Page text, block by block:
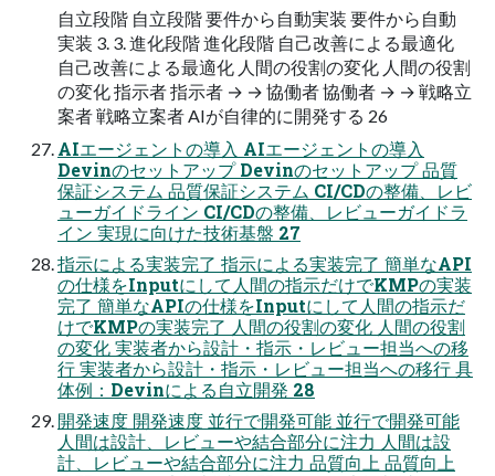
自立段階 自立段階 要件から自動実装 要件から自動
実装 3. 3. 進化段階 進化段階 自己改善による最適化
自己改善による最適化 人間の役割の変化 人間の役割
の変化 指示者 指示者 → → 協働者 協働者 → → 戦略立
案者 戦略立案者 AIが自律的に開発する 26
AIエージェントの導入 AIエージェントの導入
Devinのセットアップ Devinのセットアップ 品質
保証システム 品質保証システム CI/CDの整備、レビ
ューガイドライン CI/CDの整備、レビューガイドラ
イン 実現に向けた技術基盤 27
指示による実装完了 指示による実装完了 簡単なAPI
の仕様をInputにして人間の指示だけでKMPの実装
完了 簡単なAPIの仕様をInputにして人間の指示だ
けでKMPの実装完了 人間の役割の変化 人間の役割
の変化 実装者から設計・指示・レビュー担当への移
行 実装者から設計・指示・レビュー担当への移行 具
体例：Devinによる自立開発 28
開発速度 開発速度 並行で開発可能 並行で開発可能
人間は設計、レビューや結合部分に注力 人間は設
計、レビューや結合部分に注力 品質向上 品質向上